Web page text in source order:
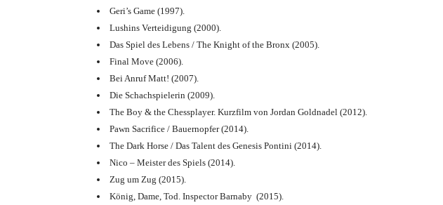
Geri’s Game (1997).
Lushins Verteidigung (2000).
Das Spiel des Lebens / The Knight of the Bronx (2005).
Final Move (2006).
Bei Anruf Matt! (2007).
Die Schachspielerin (2009).
The Boy & the Chessplayer. Kurzfilm von Jordan Goldnadel (2012).
Pawn Sacrifice / Bauernopfer (2014).
The Dark Horse / Das Talent des Genesis Pontini (2014).
Nico – Meister des Spiels (2014).
Zug um Zug (2015).
König, Dame, Tod. Inspector Barnaby (2015).